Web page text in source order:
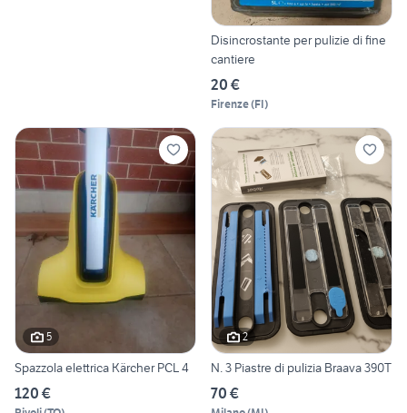
Disincrostante per pulizie di fine
cantiere
20 €
Firenze(FI)
5
Spazzola elettrica Kärcher PCL 4
120 €
2
N. 3 Piastre di pulizia Braava 390T
70 €